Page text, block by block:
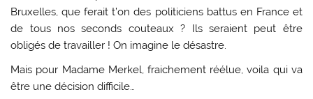
Bruxelles, que ferait t’on des politiciens battus en France et
de tous nos seconds couteaux ? Ils seraient peut être
obligés de travailler ! On imagine le désastre.
Mais pour Madame Merkel, fraichement réélue, voila qui va
être une décision difficile…